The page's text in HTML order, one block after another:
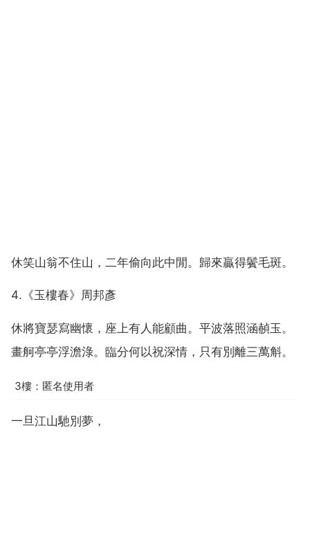
休笑山翁不住山，二年偷向此中閒。歸來贏得鬢毛斑。
4.《玉樓春》周邦彥
休將寶瑟寫幽懷，座上有人能顧曲。平波落照涵赬玉。
畫舸亭亭浮澹淥。臨分何以祝深情，只有別離三萬斛。
3樓：匿名使用者
一旦江山馳別夢，